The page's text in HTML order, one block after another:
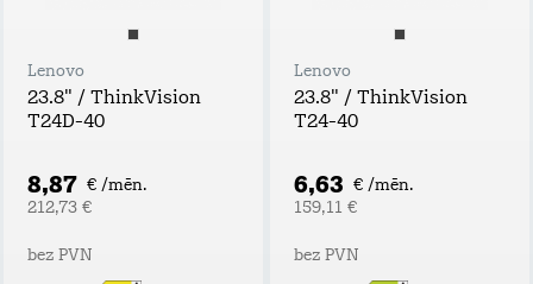
Lenovo
23.8" / ThinkVision
T24D-40
8,87 € /mēn.
212,73 €
bez PVN
Lenovo
23.8" / ThinkVision
T24-40
6,63 € /mēn.
159,11 €
bez PVN